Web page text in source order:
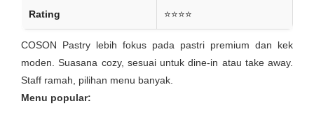
Rating ⭐⭐⭐⭐
COSON Pastry lebih fokus pada pastri premium dan kek
moden. Suasana cozy, sesuai untuk dine-in atau take away.
Staff ramah, pilihan menu banyak.
Menu popular: